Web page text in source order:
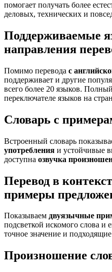
помогает получать более
деловых, технических и
Поддерживаемые
направления
Помимо перевода с
поддерживает и другие
всего более 20 языков.
переключателе языков на
Словарь с
Встроенный словарь
употребления и устойчивые
доступна озвучка
Перевод в
примеры
Показываем двуязычные
подсветкой искомого слова
точное значение и
Произношение